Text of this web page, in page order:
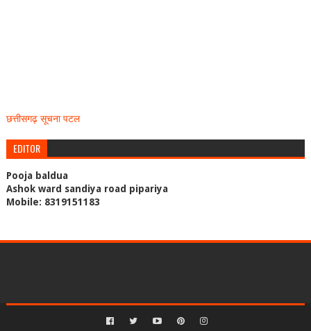
छत्तीसगढ़ सूचना पटल
EDITOR
Pooja baldua
Ashok ward sandiya road pipariya
Mobile: 8319151183